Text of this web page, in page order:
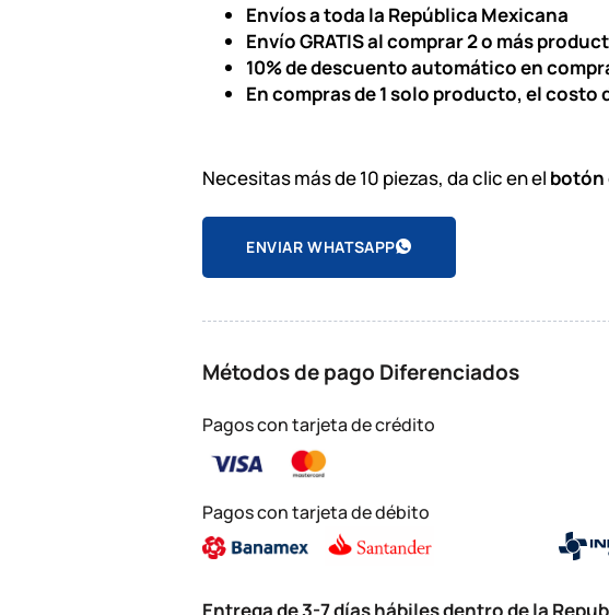
Envíos a toda la República Mexicana
Envío GRATIS al comprar 2 o más
10% de descuento automático en
En compras de 1 solo producto, el costo
Necesitas más de 10 piezas, da clic en el botón
ENVIAR WHATSAPP
Métodos de pago Diferenciados
Pagos con tarjeta de crédito
Pagos con tarjeta de débito
Entrega de 3-7 días hábiles dentro de la